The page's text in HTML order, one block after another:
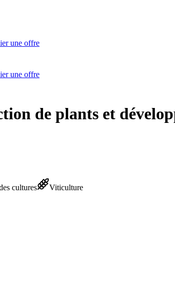
une offre
une offre
de plants et
cultures
Viticulture